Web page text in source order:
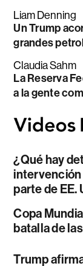
Liam Denning
Un Trump
grandes
Claudia Sahm
La Reserva
a la gente
¿Qué hay
intervención
parte de EE.
Copa
batalla de
Trump